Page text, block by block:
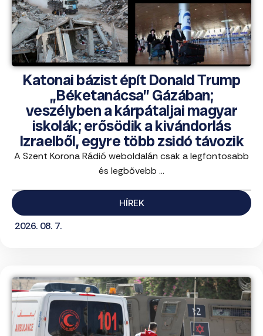
Katonai bázist épít Donald Trump
„Béketanácsa” Gázában;
veszélyben a kárpátaljai magyar
iskolák; erősödik a kivándorlás
Izraelből, egyre több zsidó távozik
A Szent Korona Rádió weboldalán csak a legfontosabb
és legbővebb ...
HÍREK
2026. 08. 7.